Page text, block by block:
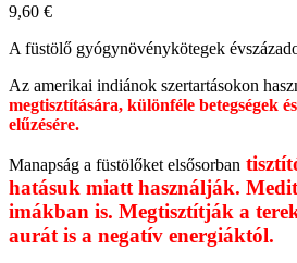
9,60 €
A füstölő gyógynövénykötegek
Az amerikai indiánok szertartásokon
megtisztítására, különféle betegségek
elűzésére.
Manapság a füstölőket elsősorban
hatásuk miatt használják.
imákban is. Megtisztítják a
aurát is a negatív energiáktól.